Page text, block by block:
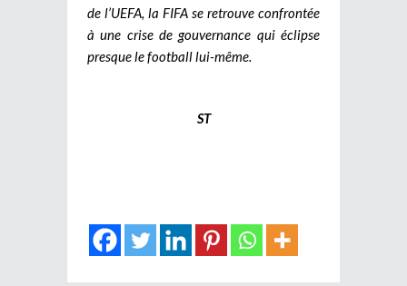
de l’UEFA, la FIFA se retrouve confrontée
à une crise de gouvernance qui éclipse
presque le football lui-même.
ST